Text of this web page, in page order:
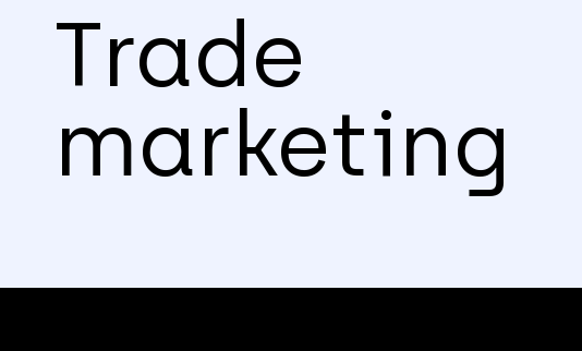
Trade
marketing